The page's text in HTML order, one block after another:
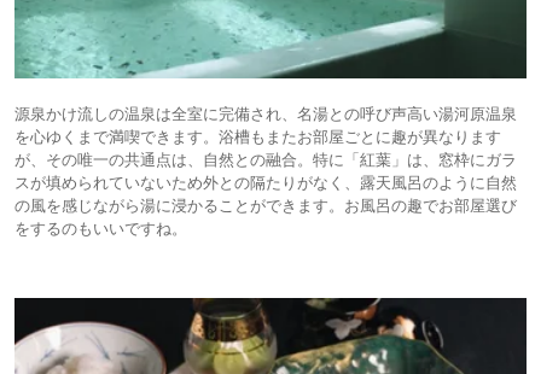
源泉かけ流しの温泉は全室に完備され、名湯との呼び声高い湯河原温泉
を心ゆくまで満喫できます。浴槽もまたお部屋ごとに趣が異なります
が、その唯一の共通点は、自然との融合。特に「紅葉」は、窓枠にガラ
スが填められていないため外との隔たりがなく、露天風呂のように自然
の風を感じながら湯に浸かることができます。お風呂の趣でお部屋選び
をするのもいいですね。